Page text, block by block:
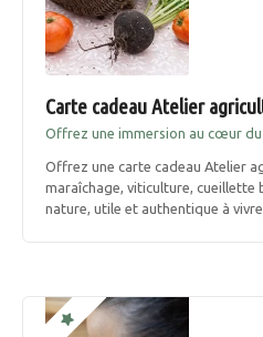
Carte cadeau Atelier
Offrez une immersion au cœur
Offrez une carte cadeau Atelier
maraîchage, viticulture,
nature, utile et authentique à